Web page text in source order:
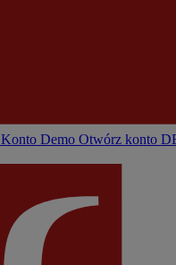
Konto Demo Otwórz konto